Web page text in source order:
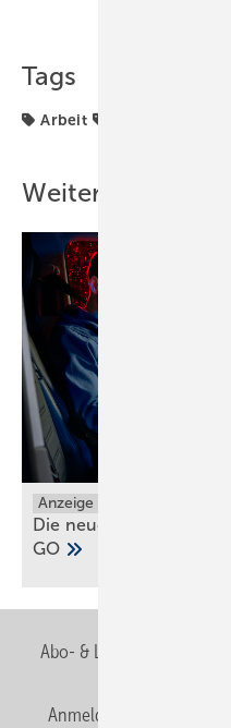
Tags
Arbeit
Weitere Inhalte
Anzeige
Die neuen Grundfos
GO
Abo- & Leserservice
Anmelden